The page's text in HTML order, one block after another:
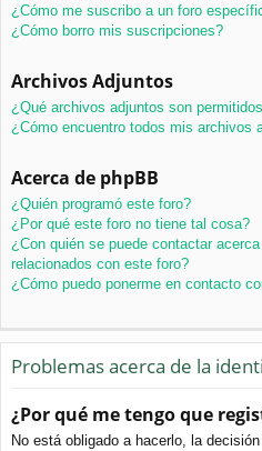
¿Cómo me suscribo a un foro
¿Cómo borro mis suscripciones?
Archivos Adjuntos
¿Qué archivos adjuntos son
¿Cómo encuentro todos mis archivos
Acerca de phpBB
¿Quién programó este foro?
¿Por qué este foro no tiene tal cosa?
¿Con quién se puede contactar
relacionados con este foro?
¿Cómo puedo ponerme en contacto
Problemas acerca de la
¿Por qué me tengo que
No está obligado a hacerlo, la